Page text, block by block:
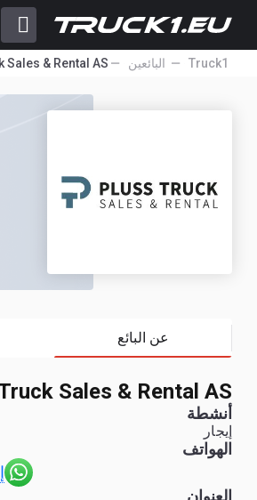
Truck1 البائعين Sales & Rental AS
عن البائع
Sales & Rental AS
أنشطة
إيجار
الهواتف
العنوان